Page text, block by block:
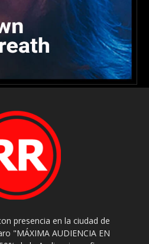
presencia en la ciudad de
"MÁXIMA AUDIENCIA EN